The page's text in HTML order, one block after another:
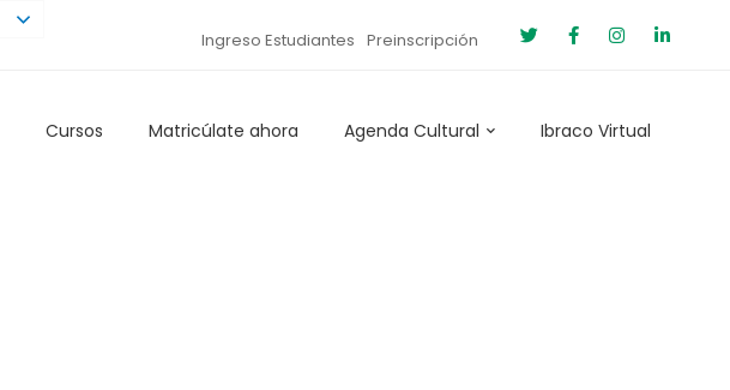
Ingreso Estudiantes Preinscripción
Cursos Matricúlate ahora Agenda Cultural Ibraco Virtual